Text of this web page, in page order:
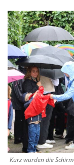
Kurz wurden die